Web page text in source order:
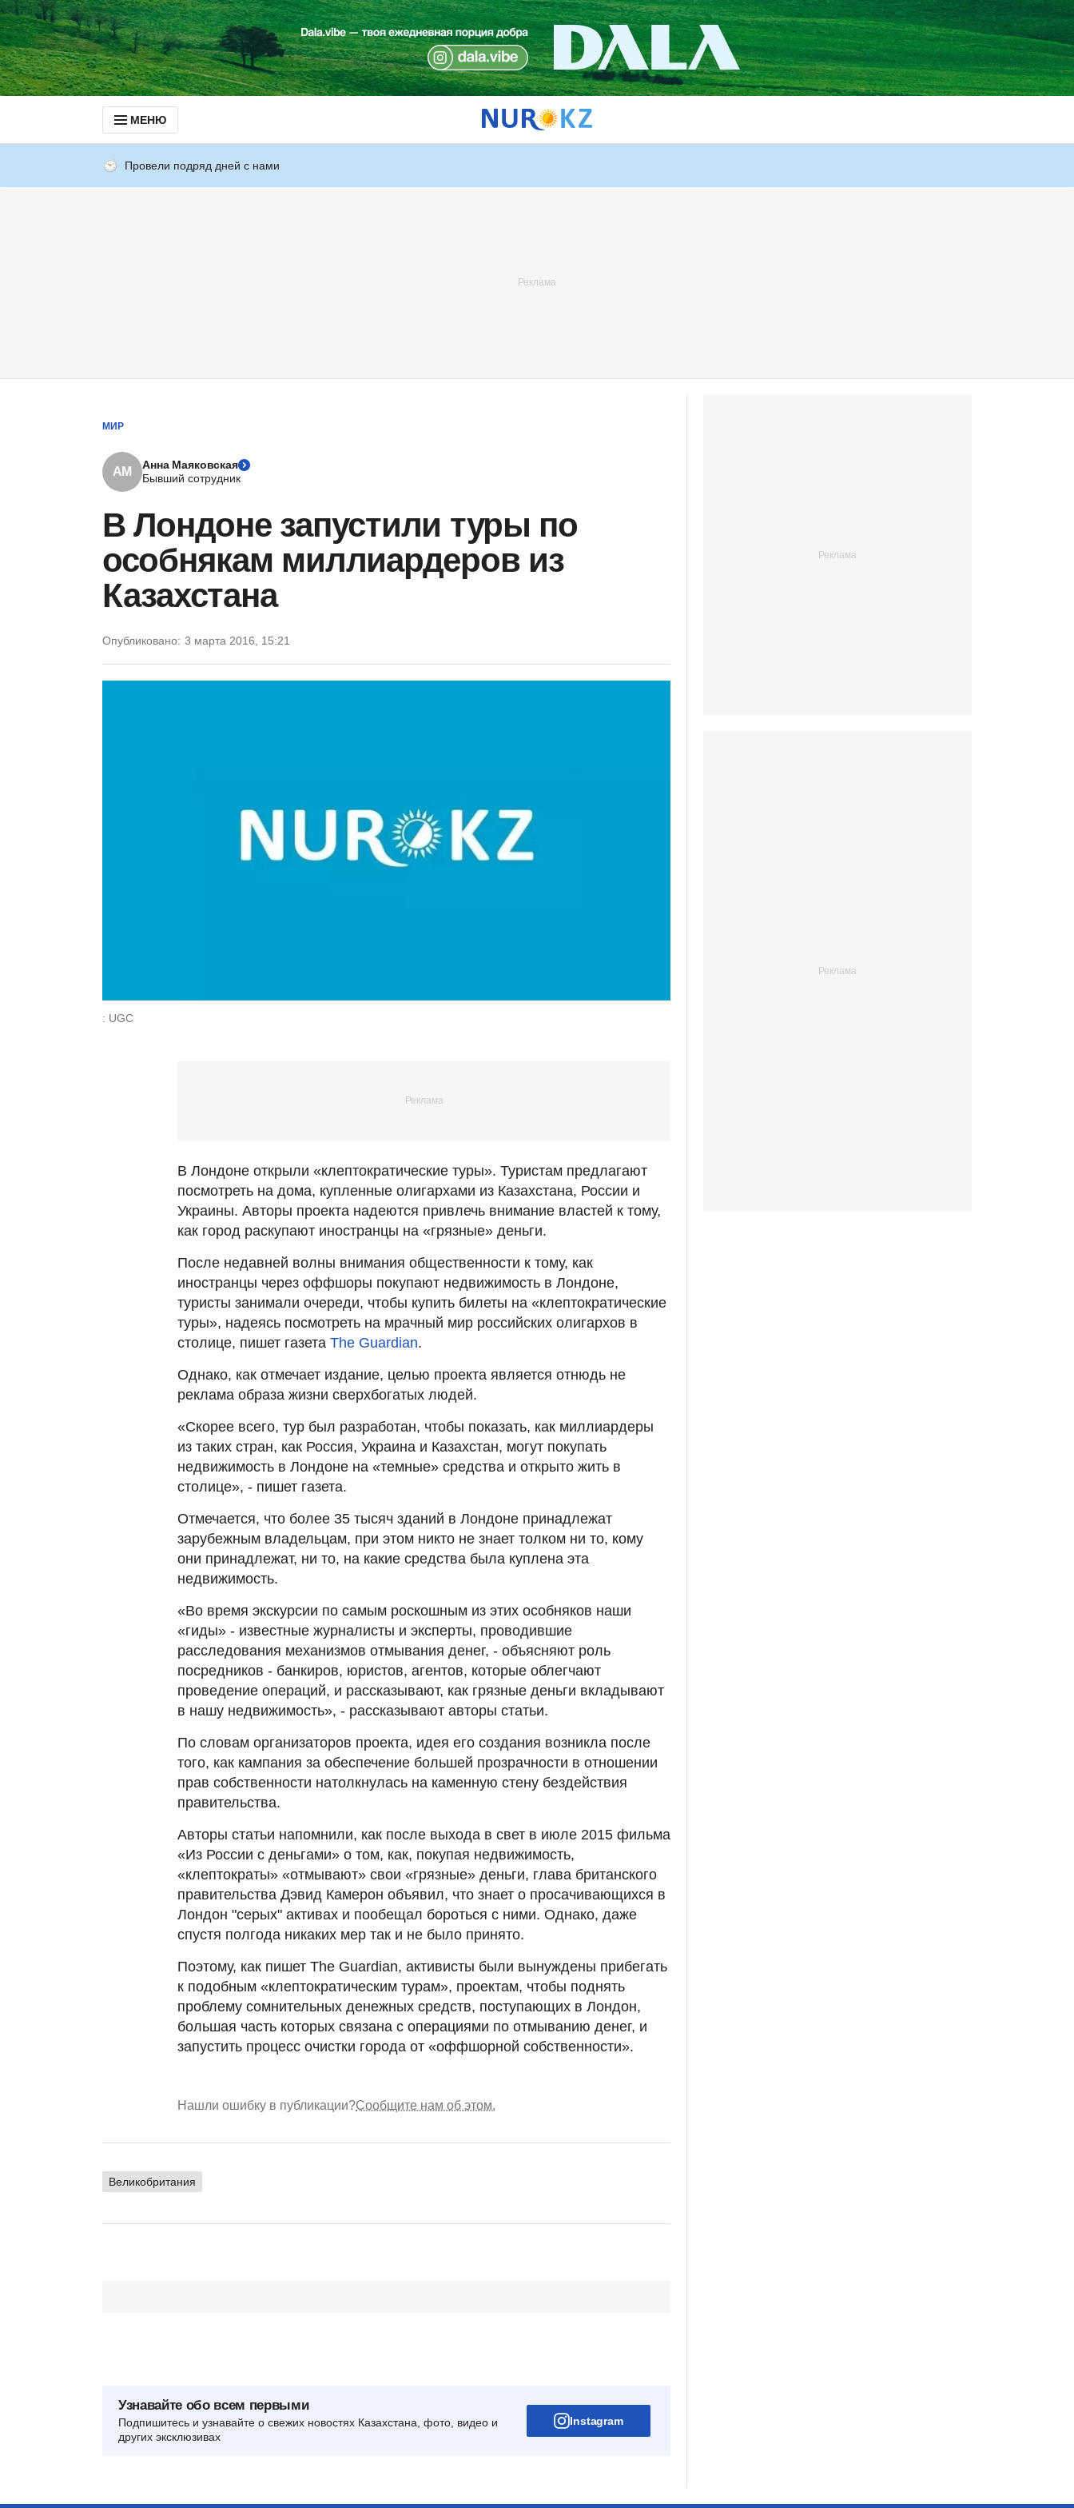
МЕНЮ
Провели подряд дней с нами
МИР
АМ
Анна Маяковская
Бывший сотрудник
В Лондоне запустили туры по
особнякам миллиардеров из
Казахстана
Опубликовано: 3 марта 2016, 15:21
: UGC
В Лондоне открыли «клептократические туры». Туристам предлагают
посмотреть на дома, купленные олигархами из Казахстана, России и
Украины. Авторы проекта надеются привлечь внимание властей к тому,
как город раскупают иностранцы на «грязные» деньги.
После недавней волны внимания общественности к тому, как
иностранцы через оффшоры покупают недвижимость в Лондоне,
туристы занимали очереди, чтобы купить билеты на «клептократические
туры», надеясь посмотреть на мрачный мир российских олигархов в
столице, пишет газета The Guardian.
Однако, как отмечает издание, целью проекта является отнюдь не
реклама образа жизни сверхбогатых людей.
«Скорее всего, тур был разработан, чтобы показать, как миллиардеры
из таких стран, как Россия, Украина и Казахстан, могут покупать
недвижимость в Лондоне на «темные» средства и открыто жить в
столице», - пишет газета.
Отмечается, что более 35 тысяч зданий в Лондоне принадлежат
зарубежным владельцам, при этом никто не знает толком ни то, кому
они принадлежат, ни то, на какие средства была куплена эта
недвижимость.
«Во время экскурсии по самым роскошным из этих особняков наши
«гиды» - известные журналисты и эксперты, проводившие
расследования механизмов отмывания денег, - объясняют роль
посредников - банкиров, юристов, агентов, которые облегчают
проведение операций, и рассказывают, как грязные деньги вкладывают
в нашу недвижимость», - рассказывают авторы статьи.
По словам организаторов проекта, идея его создания возникла после
того, как кампания за обеспечение большей прозрачности в отношении
прав собственности натолкнулась на каменную стену бездействия
правительства.
Авторы статьи напомнили, как после выхода в свет в июле 2015 фильма
«Из России с деньгами» о том, как, покупая недвижимость,
«клептократы» «отмывают» свои «грязные» деньги, глава британского
правительства Дэвид Камерон объявил, что знает о просачивающихся в
Лондон "серых" активах и пообещал бороться с ними. Однако, даже
спустя полгода никаких мер так и не было принято.
Поэтому, как пишет The Guardian, активисты были вынуждены прибегать
к подобным «клептократическим турам», проектам, чтобы поднять
проблему сомнительных денежных средств, поступающих в Лондон,
большая часть которых связана с операциями по отмыванию денег, и
запустить процесс очистки города от «оффшорной собственности».
Нашли ошибку в публикации?Сообщите нам об этом.
Великобритания
Узнавайте обо всем первыми
Подпишитесь и узнавайте о свежих новостях Казахстана, фото, видео и
других эксклюзивах
Instagram